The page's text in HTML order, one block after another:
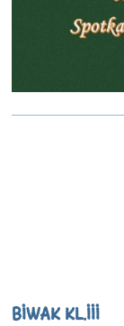
BIWAK KL.III